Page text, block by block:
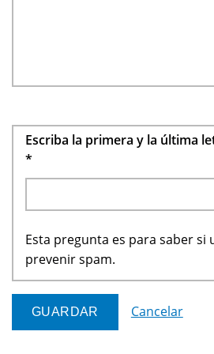
Escriba la primera y la última
*
Esta pregunta es para saber si
prevenir spam.
Cancelar